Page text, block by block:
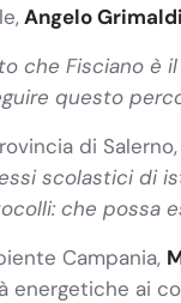
Angelo
che Fisciano è
questo
di Salerno,
scolastici di
che possa
Campania,
energetiche ai